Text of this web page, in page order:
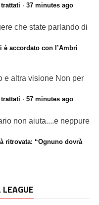
· 37 minutes ago
che state parlando di
è accordato con l’Ambrì
e altra visione Non per
· 57 minutes ago
non aiuta....e neppure
ritrovata: “Ognuno dovrà